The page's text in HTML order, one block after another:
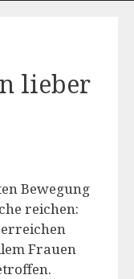
lieber
Bewegung
reichen:
Frauen